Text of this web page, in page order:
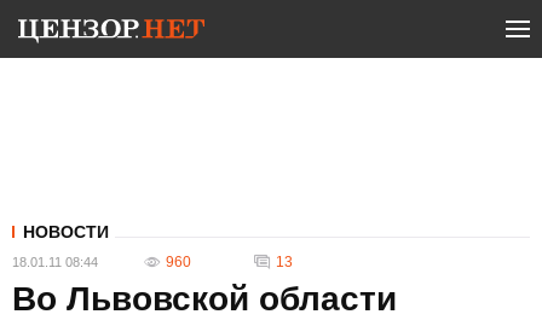
НОВОСТИ
18.01.11 08:44 960 13
Во Львовской области